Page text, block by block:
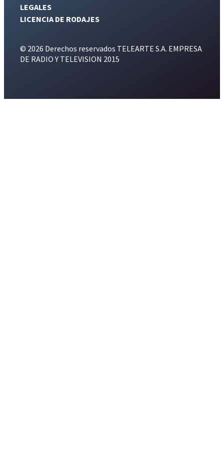
LEGALES
LICENCIA DE RODAJES
© 2026 Derechos reservados TELEARTE S.A. EMPRESA
DE RADIO Y TELEVISION 2015